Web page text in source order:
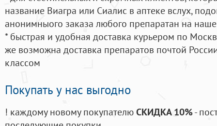
название Виагра или Сиалис в аптеке вслух,
анонимныого заказа любого препаратан на
* быстрая и удобная доставка курьером по
же возможна доставка препаратов почтой
классом
Покупать у нас выгодно
! каждому новому покупателюСКИДКА 10%-